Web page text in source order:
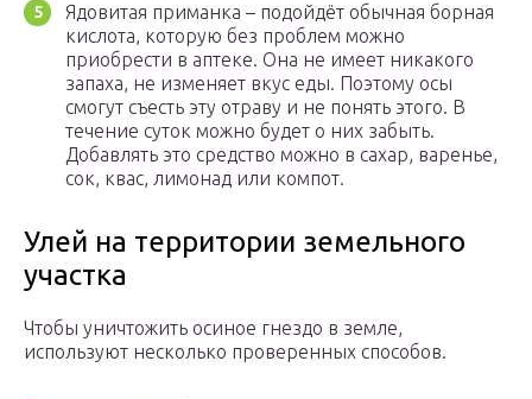
Ядовитая приманка – подойдёт обычная борная
кислота, которую без проблем можно
приобрести в аптеке. Она не имеет никакого
запаха, не изменяет вкус еды. Поэтому осы
смогут съесть эту отраву и не понять этого. В
течение суток можно будет о них забыть.
Добавлять это средство можно в сахар, варенье,
сок, квас, лимонад или компот.
Улей на территории земельного
участка
Чтобы уничтожить осиное гнездо в земле,
используют несколько проверенных способов.